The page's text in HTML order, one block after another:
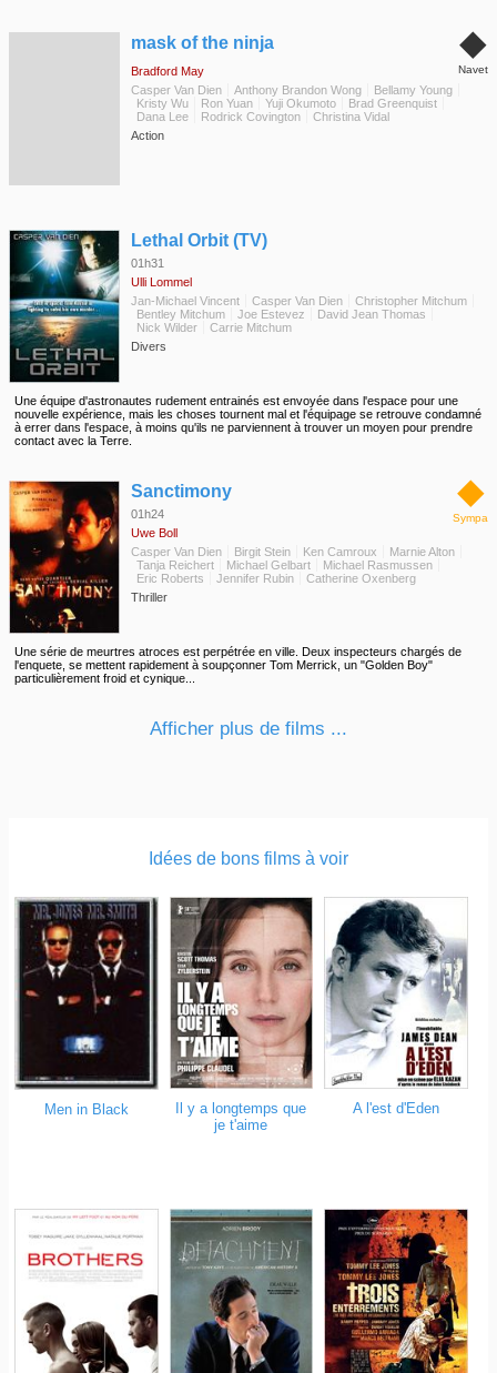
◆
Navet
mask of the ninja
Bradford May
Casper Van Dien
Anthony Brandon Wong
Bellamy Young
Kristy Wu
Ron Yuan Yuji Okumoto
Brad Greenquist
Dana Lee
Rodrick Covington
Christina Vidal
Action
Lethal Orbit (TV)
01h31
Ulli Lommel
Jan-Michael Vincent
Casper Van Dien
Christopher Mitchum
Bentley Mitchum
Joe Estevez
David Jean Thomas
Nick Wilder
Carrie Mitchum
Divers
Une équipe d'astronautes rudement entrainés est envoyée dans l'espace pour une
nouvelle expérience, mais les choses tournent mal et l'équipage se retrouve condamné
à errer dans l'espace, à moins qu'ils ne parviennent à trouver un moyen pour prendre
contact avec la Terre.
◆
Sympa
Sanctimony
01h24
Uwe Boll
Casper Van Dien
Birgit Stein Ken Camroux
Marnie Alton
Tanja Reichert
Michael Gelbart
Michael Rasmussen
Eric Roberts
Jennifer Rubin
Catherine Oxenberg
Thriller
Une série de meurtres atroces est perpétrée en ville. Deux inspecteurs chargés de
l'enquete, se mettent rapidement à soupçonner Tom Merrick, un "Golden Boy"
particulièrement froid et cynique...
Afficher plus de films ...
Idées de bons films à voir
Men in Black
Il y a longtemps que
je t'aime
A l'est d'Eden